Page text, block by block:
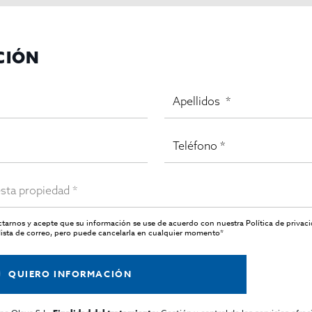
suexplotación como hotel vacacional, boutique resort
y acepte que su información se use de acuerdo con nuestraPolítica de
de correo, pero puede cancelarla en cualquier momento*
QUIERO INFORMACIÓN